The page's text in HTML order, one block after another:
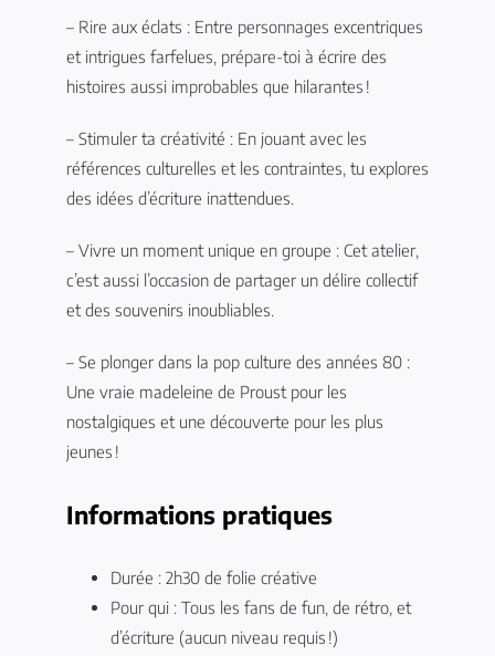
– Rire aux éclats : Entre personnages excentriques
et intrigues farfelues, prépare-toi à écrire des
histoires aussi improbables que hilarantes !
– Stimuler ta créativité : En jouant avec les
références culturelles et les contraintes, tu explores
des idées d’écriture inattendues.
– Vivre un moment unique en groupe : Cet atelier,
c’est aussi l’occasion de partager un délire collectif
et des souvenirs inoubliables.
– Se plonger dans la pop culture des années 80 :
Une vraie madeleine de Proust pour les
nostalgiques et une découverte pour les plus
jeunes !
Informations pratiques
Durée : 2h30 de folie créative
Pour qui : Tous les fans de fun, de rétro, et
d’écriture (aucun niveau requis !)